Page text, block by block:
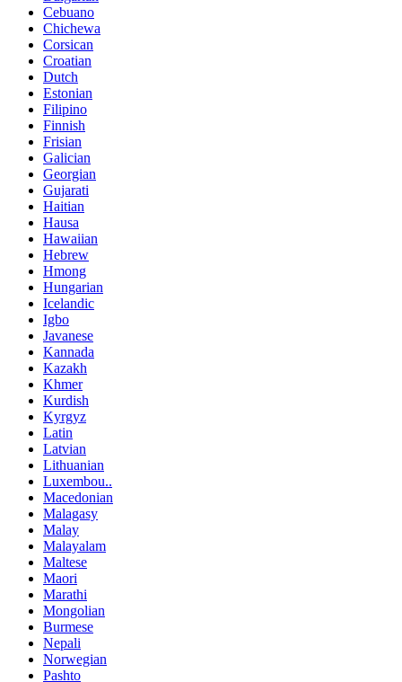
Cebuano
Chichewa
Corsican
Croatian
Dutch
Estonian
Filipino
Finnish
Frisian
Galician
Georgian
Gujarati
Haitian
Hausa
Hawaiian
Hebrew
Hmong
Hungarian
Icelandic
Igbo
Javanese
Kannada
Kazakh
Khmer
Kurdish
Kyrgyz
Latin
Latvian
Lithuanian
Luxembou..
Macedonian
Malagasy
Malay
Malayalam
Maltese
Maori
Marathi
Mongolian
Burmese
Nepali
Norwegian
Pashto